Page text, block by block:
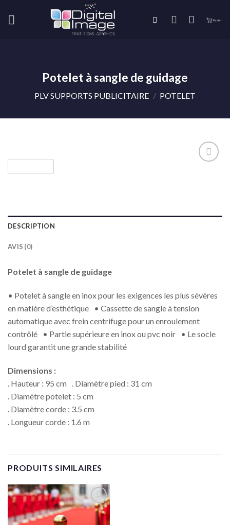
Potelet à sangle de guidage
PLV SUPPORTS PUBLICITAIRE / POTELET
DESCRIPTION
AVIS (0)
Potelet à sangle de guidage
• Potelet à sangle en inox pour les exigences les plus sévères
en matière d’esthétique • Cassette de sangle à tension
automatique avec frein centrifuge pour un enroulement
contrôlé • Partie supérieure en inox ou pvc noir • Le socle
lourd garantit une grande stabilité
Dimensions :
. Hauteur : 95 cm . Diamètre pied : 31 cm
. Diamètre potelet : 5 cm
. Diamètre corde : 3.5 cm
. Longueur corde : 1.6 m
PRODUITS SIMILAIRES
Ajouter
à la liste